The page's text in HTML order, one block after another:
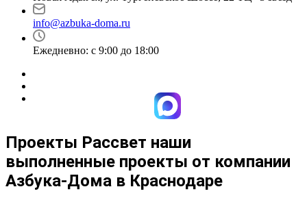
info@azbuka-doma.ru
Ежедневно: с 9:00 до 18:00
Проекты Рассвет наши
выполненные проекты от компании
Азбука-Дома в Краснодаре